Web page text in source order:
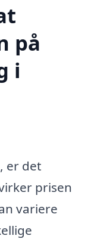
på
i
er det
prisen
variere